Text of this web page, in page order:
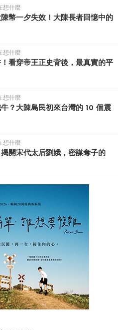
想什麼
幣一夕失效！大陳長者回憶中的
想什麼
看穿帝王正史背後，最真實的平
想什麼
？大陳島民初來台灣的 10 個震
想什麼
開宋代太后劉娥，密謀奪子的